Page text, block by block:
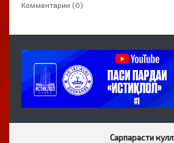
Комментарии (0)
Сарпарасти кулл